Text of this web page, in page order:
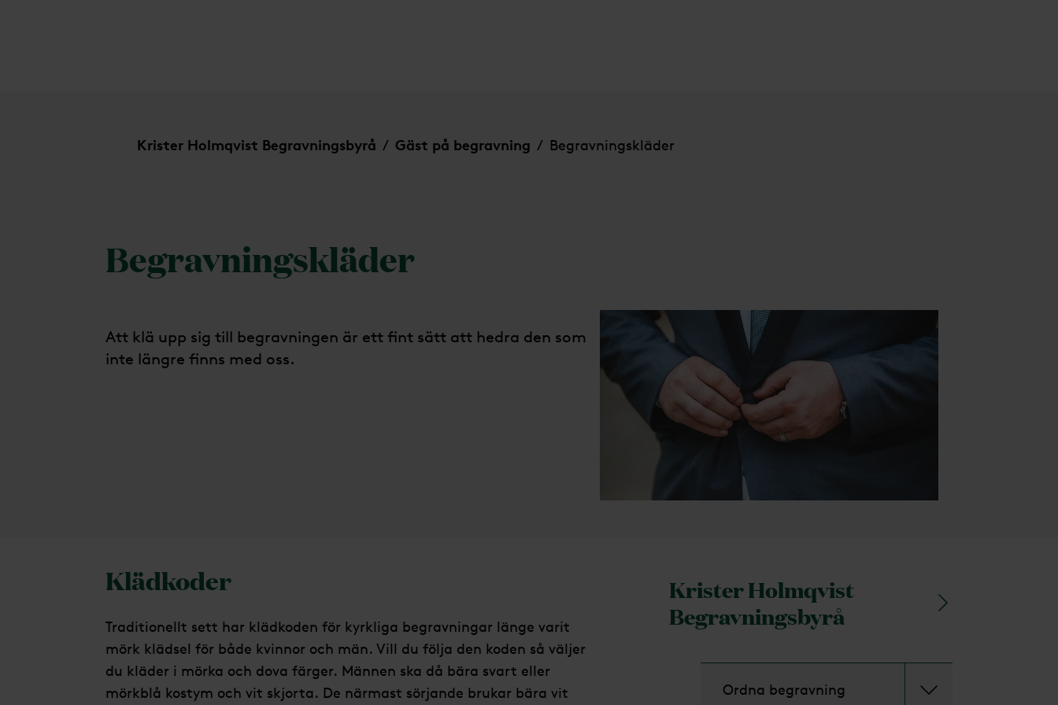
Krister Holmqvist Begravningsbyrå / Gäst på begravning / Begravningskläder
Begravningskläder
Att klä upp sig till begravningen är ett fint sätt att hedra den som
inte längre finns med oss.
Klädkoder
Traditionellt sett har klädkoden för kyrkliga begravningar länge varit
mörk klädsel för både kvinnor och män. Vill du följa den koden så väljer
du kläder i mörka och dova färger. Männen ska då bära svart eller
mörkblå kostym och vit skjorta. De närmast sörjande brukar bära vit
Krister Holmqvist
Begravningsbyrå
Ordna begravning